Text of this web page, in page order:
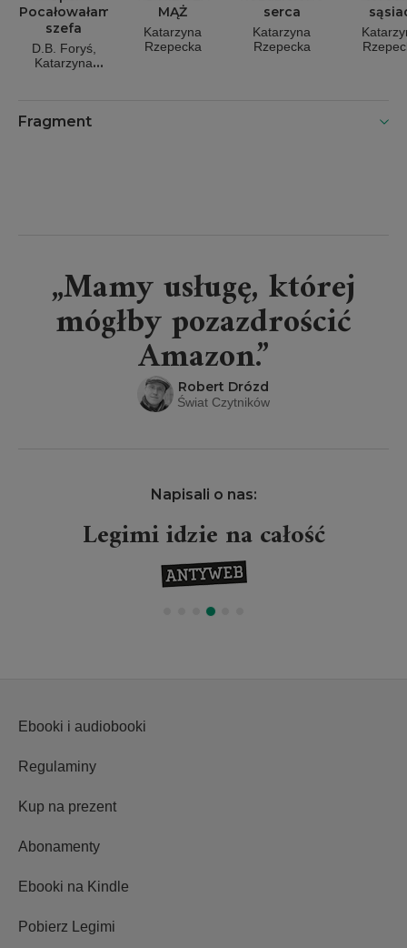
Pocałowałam
szefa
D.B. Foryś
Katarzyna
MĄŻ
Katarzyna
Rzepecka
serca
Katarzyna
Rzepecka
Fragment
„Mamy usługę, której
mógłby pozazdrościć
Amazon.”
Robert Drózd
Świat Czytników
Napisali o nas:
Legimi idzie na całość
Ebooki i audiobooki
Regulaminy
Kup na prezent
Abonamenty
Ebooki na Kindle
Pobierz Legimi